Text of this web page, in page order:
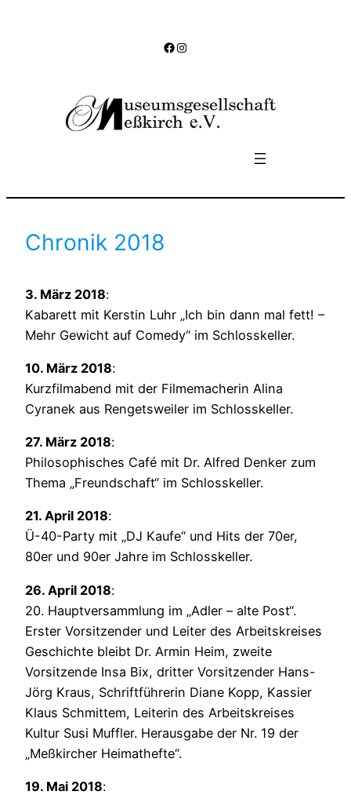
Facebook
Instagram
Chronik 2018
3. März 2018:
Kabarett mit Kerstin Luhr „Ich bin dann mal fett! –
Mehr Gewicht auf Comedy“ im Schlosskeller.
10. März 2018:
Kurzfilmabend mit der Filmemacherin Alina
Cyranek aus Rengetsweiler im Schlosskeller.
27. März 2018:
Philosophisches Café mit Dr. Alfred Denker zum
Thema „Freundschaft“ im Schlosskeller.
21. April 2018:
Ü-40-Party mit „DJ Kaufe“ und Hits der 70er,
80er und 90er Jahre im Schlosskeller.
26. April 2018:
20. Hauptversammlung im „Adler – alte Post“.
Erster Vorsitzender und Leiter des Arbeitskreises
Geschichte bleibt Dr. Armin Heim, zweite
Vorsitzende Insa Bix, dritter Vorsitzender Hans-
Jörg Kraus, Schriftführerin Diane Kopp, Kassier
Klaus Schmittem, Leiterin des Arbeitskreises
Kultur Susi Muffler. Herausgabe der Nr. 19 der
„Meßkircher Heimathefte“.
19. Mai 2018: